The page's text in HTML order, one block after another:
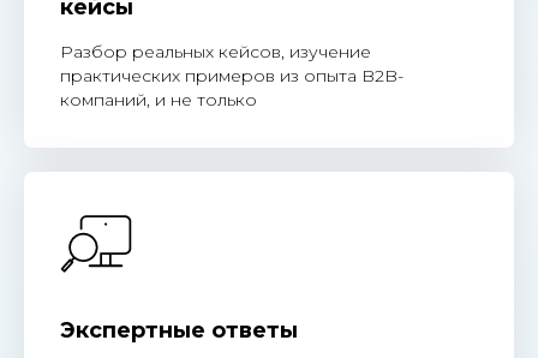
кейсы
Разбор реальных кейсов, изучение
практических примеров из опыта B2B-
компаний, и не только
Экспертные ответы